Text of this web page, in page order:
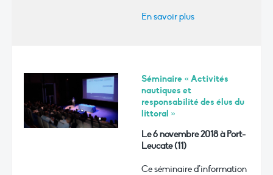
En savoir plus
Séminaire « Activités
nautiques et
responsabilité des élus du
littoral »
Le 6 novembre 2018 à Port-
Leucate (11)
Ce séminaire d’information